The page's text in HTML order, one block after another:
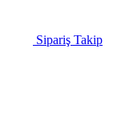
Sipariş Takip